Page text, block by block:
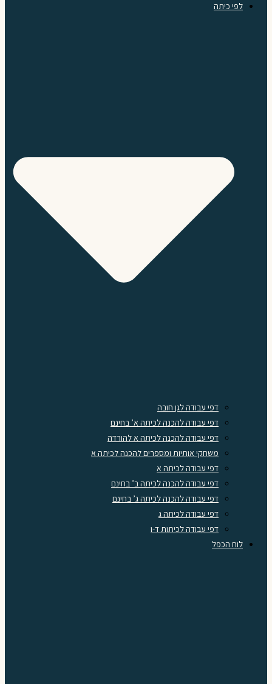
לפי כיתה
דפי עבודה לגן חובה
דפי עבודה להכנה לכיתה א’ בחינם
דפי עבודה להכנה לכיתה א להורדה
משחקי אותיות ומספרים להכנה לכיתה א
דפי עבודה לכיתה א
דפי עבודה להכנה לכיתה ב’ בחינם
דפי עבודה להכנה לכיתה ג’ בחינם
דפי עבודה לכיתה ג
דפי עבודה לכיתות ד-ו
לוח הכפל